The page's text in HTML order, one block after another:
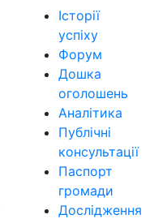
Історії
успіху
Форум
Дошка
оголошень
Аналітика
Публічні
консультації
Паспорт
громади
Дослідження